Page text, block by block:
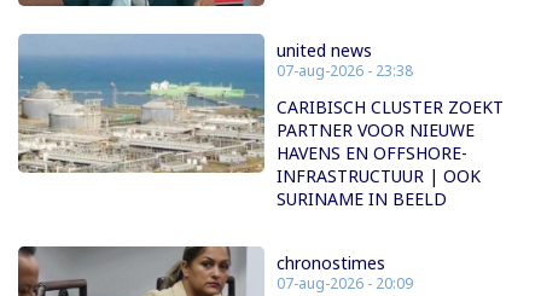
united news
07-aug-2026 - 23:38
CARIBISCH CLUSTER ZOEKT
PARTNER VOOR NIEUWE
HAVENS EN OFFSHORE-
INFRASTRUCTUUR | OOK
SURINAME IN BEELD
chronostimes
07-aug-2026 - 20:09